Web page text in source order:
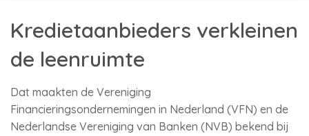
Kredietaanbieders verkleinen
de leenruimte
Dat maakten de Vereniging
Financieringsondernemingen in Nederland (VFN) en de
Nederlandse Vereniging van Banken (NVB) bekend bij